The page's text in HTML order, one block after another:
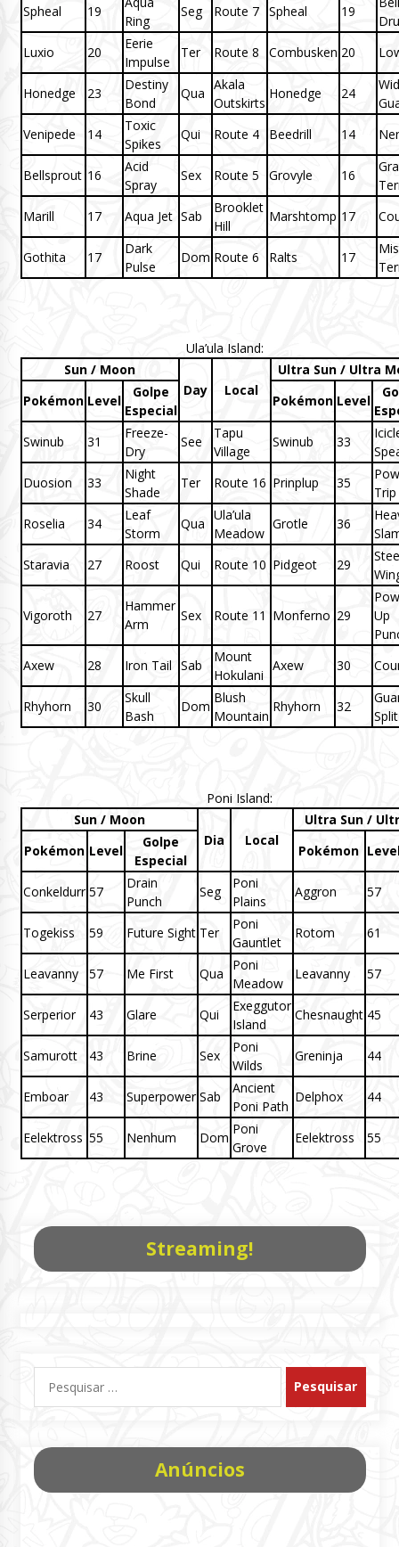
Spheal 19
Ring
Seg Route 7 Spheal 19
Luxio
20
Eerie
Impulse
Ter Route 8 Combusken 20
Honedge 23
Destiny
Bond
Qua
Akala
Outskirts
Honedge 24
Venipede
14
Toxic
Spikes
Qui Route 4 Beedrill 14
Bellsprout 16
Acid
Spray
Sex Route 5 Grovyle 16
Marill
17 Aqua Jet Sab
Brooklet
Hill
Marshtomp 17
Gothita 17
Dark
Pulse
Dom Route 6 Ralts 17
Ula’ula Island:
Sun / Moon
Day
Local
Ultra Sun / Ultra
Pokémon Level
Golpe
Especial
Pokémon Level
Swinub
31
Freeze-
Dry
See
Tapu
Village
Swinub 33
Duosion
33
Night
Shade
Ter Route 16 Prinplup 35
Trip
Roselia
34
Leaf
Storm
Qua
Ula’ula
Meadow
Grotle 36
Staravia
27 Roost Qui Route 10 Pidgeot 29
Vigoroth 27
Hammer
Arm
Sex Route 11 Monferno 29
Up
Axew
28 Iron Tail Sab
Mount
Hokulani
Axew 30
Rhyhorn 30
Skull
Bash
Dom
Blush
Mountain
Rhyhorn 32
Split
Poni Island:
Sun / Moon
Dia
Local
Ultra Sun /
Pokémon Level
Golpe
Especial
Pokémon
Conkeldurr 57
Drain
Punch
Seg
Poni
Plains
Aggron 57
Togekiss 59 Future Sight Ter
Poni
Gauntlet
Rotom 61
Leavanny 57 Me First Qua
Poni
Meadow
Leavanny 57
Serperior 43 Glare Qui
Exeggutor
Island
Chesnaught 45
Samurott 43 Brine Sex
Poni
Wilds
Greninja 44
Emboar 43 Superpower Sab
Ancient
Poni Path
Delphox 44
Eelektross 55 Nenhum Dom
Poni
Grove
Eelektross 55
Streaming!
por:
Anúncios